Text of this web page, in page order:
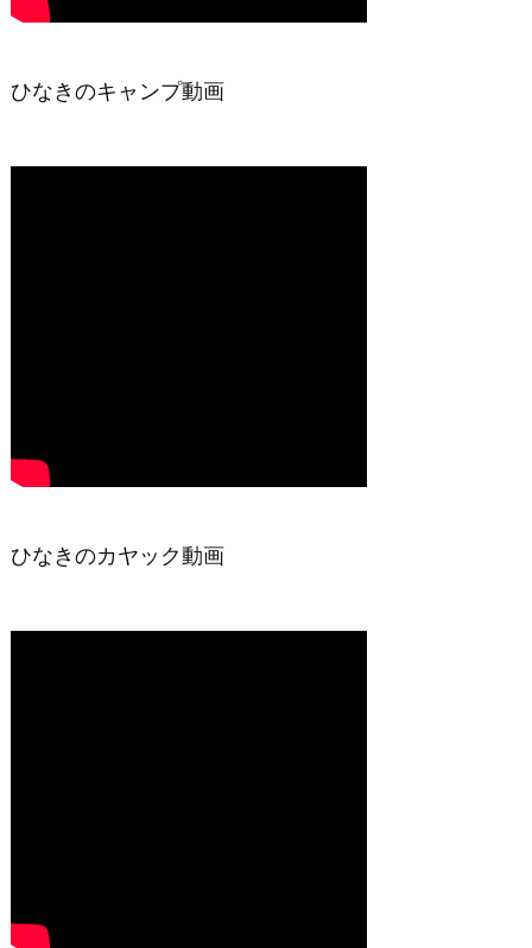
ひなきのキャンプ動画
ひなきのカヤック動画